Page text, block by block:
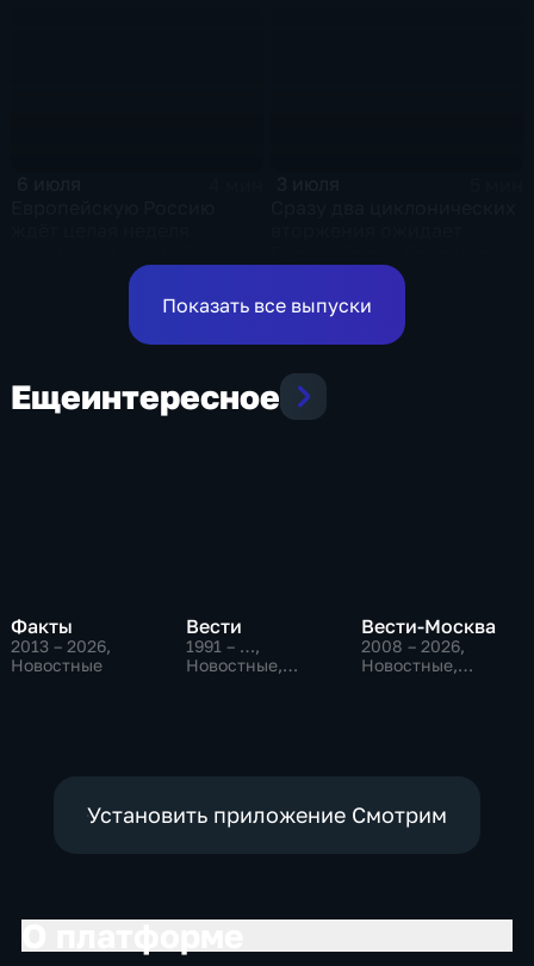
оставшиеся дни недели
Показать все выпуски
Ещеинтересное
Факты
2013 – 2026,
Новостные
Вести
1991 – …,
Новостные,
Вести-Москва
2008 – 2026,
Новостные,
Установить приложение Смотрим